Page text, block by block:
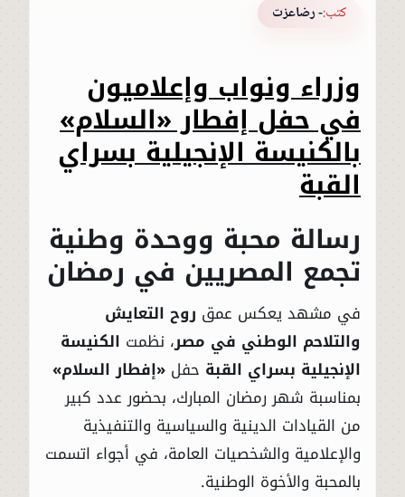
كتب:- رضاعزت
وزراء ونواب وإعلاميون
في حفل إفطار «السلام»
بالكنيسة الإنجيلية بسراي
القبة
رسالة محبة ووحدة وطنية
تجمع المصريين في رمضان
في مشهد يعكس عمق روح التعايش
والتلاحم الوطني في مصر، نظمت الكنيسة
الإنجيلية بسراي القبة حفل «إفطار السلام»
بمناسبة شهر رمضان المبارك، بحضور عدد كبير
من القيادات الدينية والسياسية والتنفيذية
والإعلامية والشخصيات العامة، في أجواء اتسمت
بالمحبة والأخوة الوطنية.